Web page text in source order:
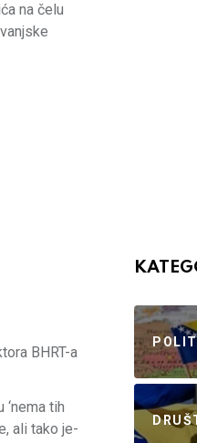
na čelu
BHRT-a
tih
ali tako je-